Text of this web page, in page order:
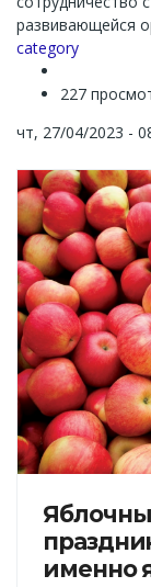
развивающейся
Channel
category
227
чт, 27/04/2023 -
именно